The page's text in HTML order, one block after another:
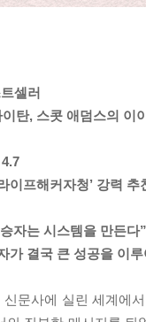
셀러
이탄, 스콧 애덤스의 이
이프해커자청’ 강력
자는 시스템을 만든다”
가 결국 큰 성공을 이
문사에 실린 세계에